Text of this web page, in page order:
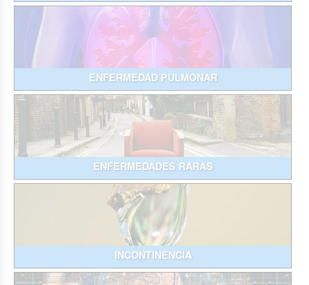
ENFERMEDAD PULMONAR
ENFERMEDADES RARAS
INCONTINENCIA